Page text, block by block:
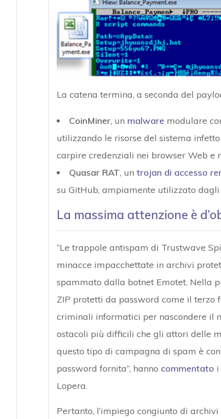
La catena termina, a seconda del
CoinMiner, un malware modulare
utilizzando le risorse del sistema
carpire credenziali nei browser Web e
Quasar RAT, un trojan di accesso
su GitHub, ampiamente utilizzato
La massima attenzione è
“Le trappole antispam di Trustwave
minacce impacchettate in archivi
spammato dalla botnet Emotet. Nella
ZIP protetti da password come il
criminali informatici per nascondere il
ostacoli più difficili che gli attori delle
questo tipo di campagna di spam è
password fornita”, hanno commentato i
Lopera.
Pertanto, l’impiego congiunto di